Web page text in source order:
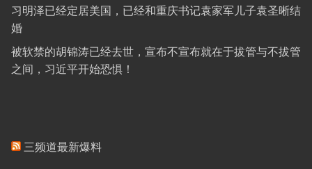
习明泽已经定居美国，已经和重庆书记袁家军儿子袁圣晰结
婚
被软禁的胡锦涛已经去世，宣布不宣布就在于拔管与不拔管
之间，习近平开始恐惧！
三频道最新爆料